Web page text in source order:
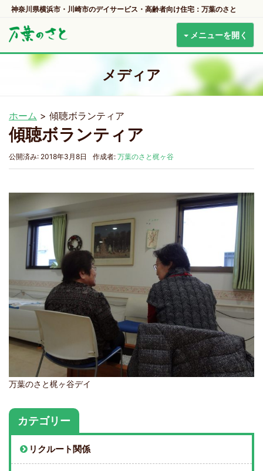
神奈川県横浜市・川崎市のデイサービス・高齢者向け住宅：万葉のさと
メニューを開く
メディア
ホーム > 傾聴ボランティア
傾聴ボランティア
公開済み: 2018年3月8日 作成者: 万葉のさと梶ヶ谷
万葉のさと梶ヶ谷デイ
カテゴリー
リクルート関係